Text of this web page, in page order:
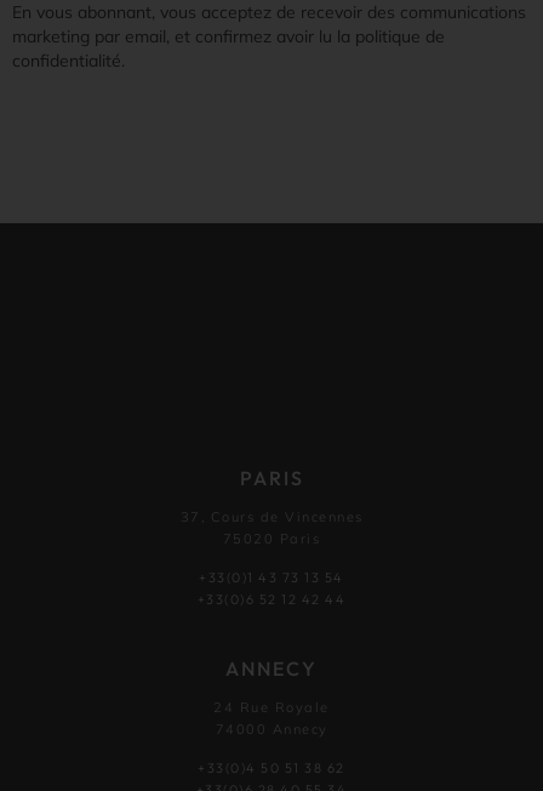
En vous abonnant, vous acceptez de recevoir des communications
marketing par email, et confirmez avoir lu la politique de
confidentialité.
PARIS
37, Cours de Vincennes
75020 Paris
+33(0)1 43 73 13 54
+33(0)6 52 12 42 44
ANNECY
24 Rue Royale
74000 Annecy
+33(0)4 50 51 38 62